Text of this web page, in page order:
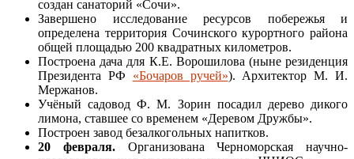
создан санаторий «Сочи».
Завершено исследование ресурсов побережья и
определена территория Сочинского курортного района
общей площадью 200 квадратных километров.
Построена дача для К.Е. Ворошилова (ныне резиденция
Президента РФ «Бочаров ручей»). Архитектор М. И.
Мержанов.
Учёный садовод Ф. М. Зорин посадил дерево дикого
лимона, ставшее со временем «Деревом Дружбы».
Построен завод безалкогольных напитков.
20 февраля.Организована Черноморская научно-